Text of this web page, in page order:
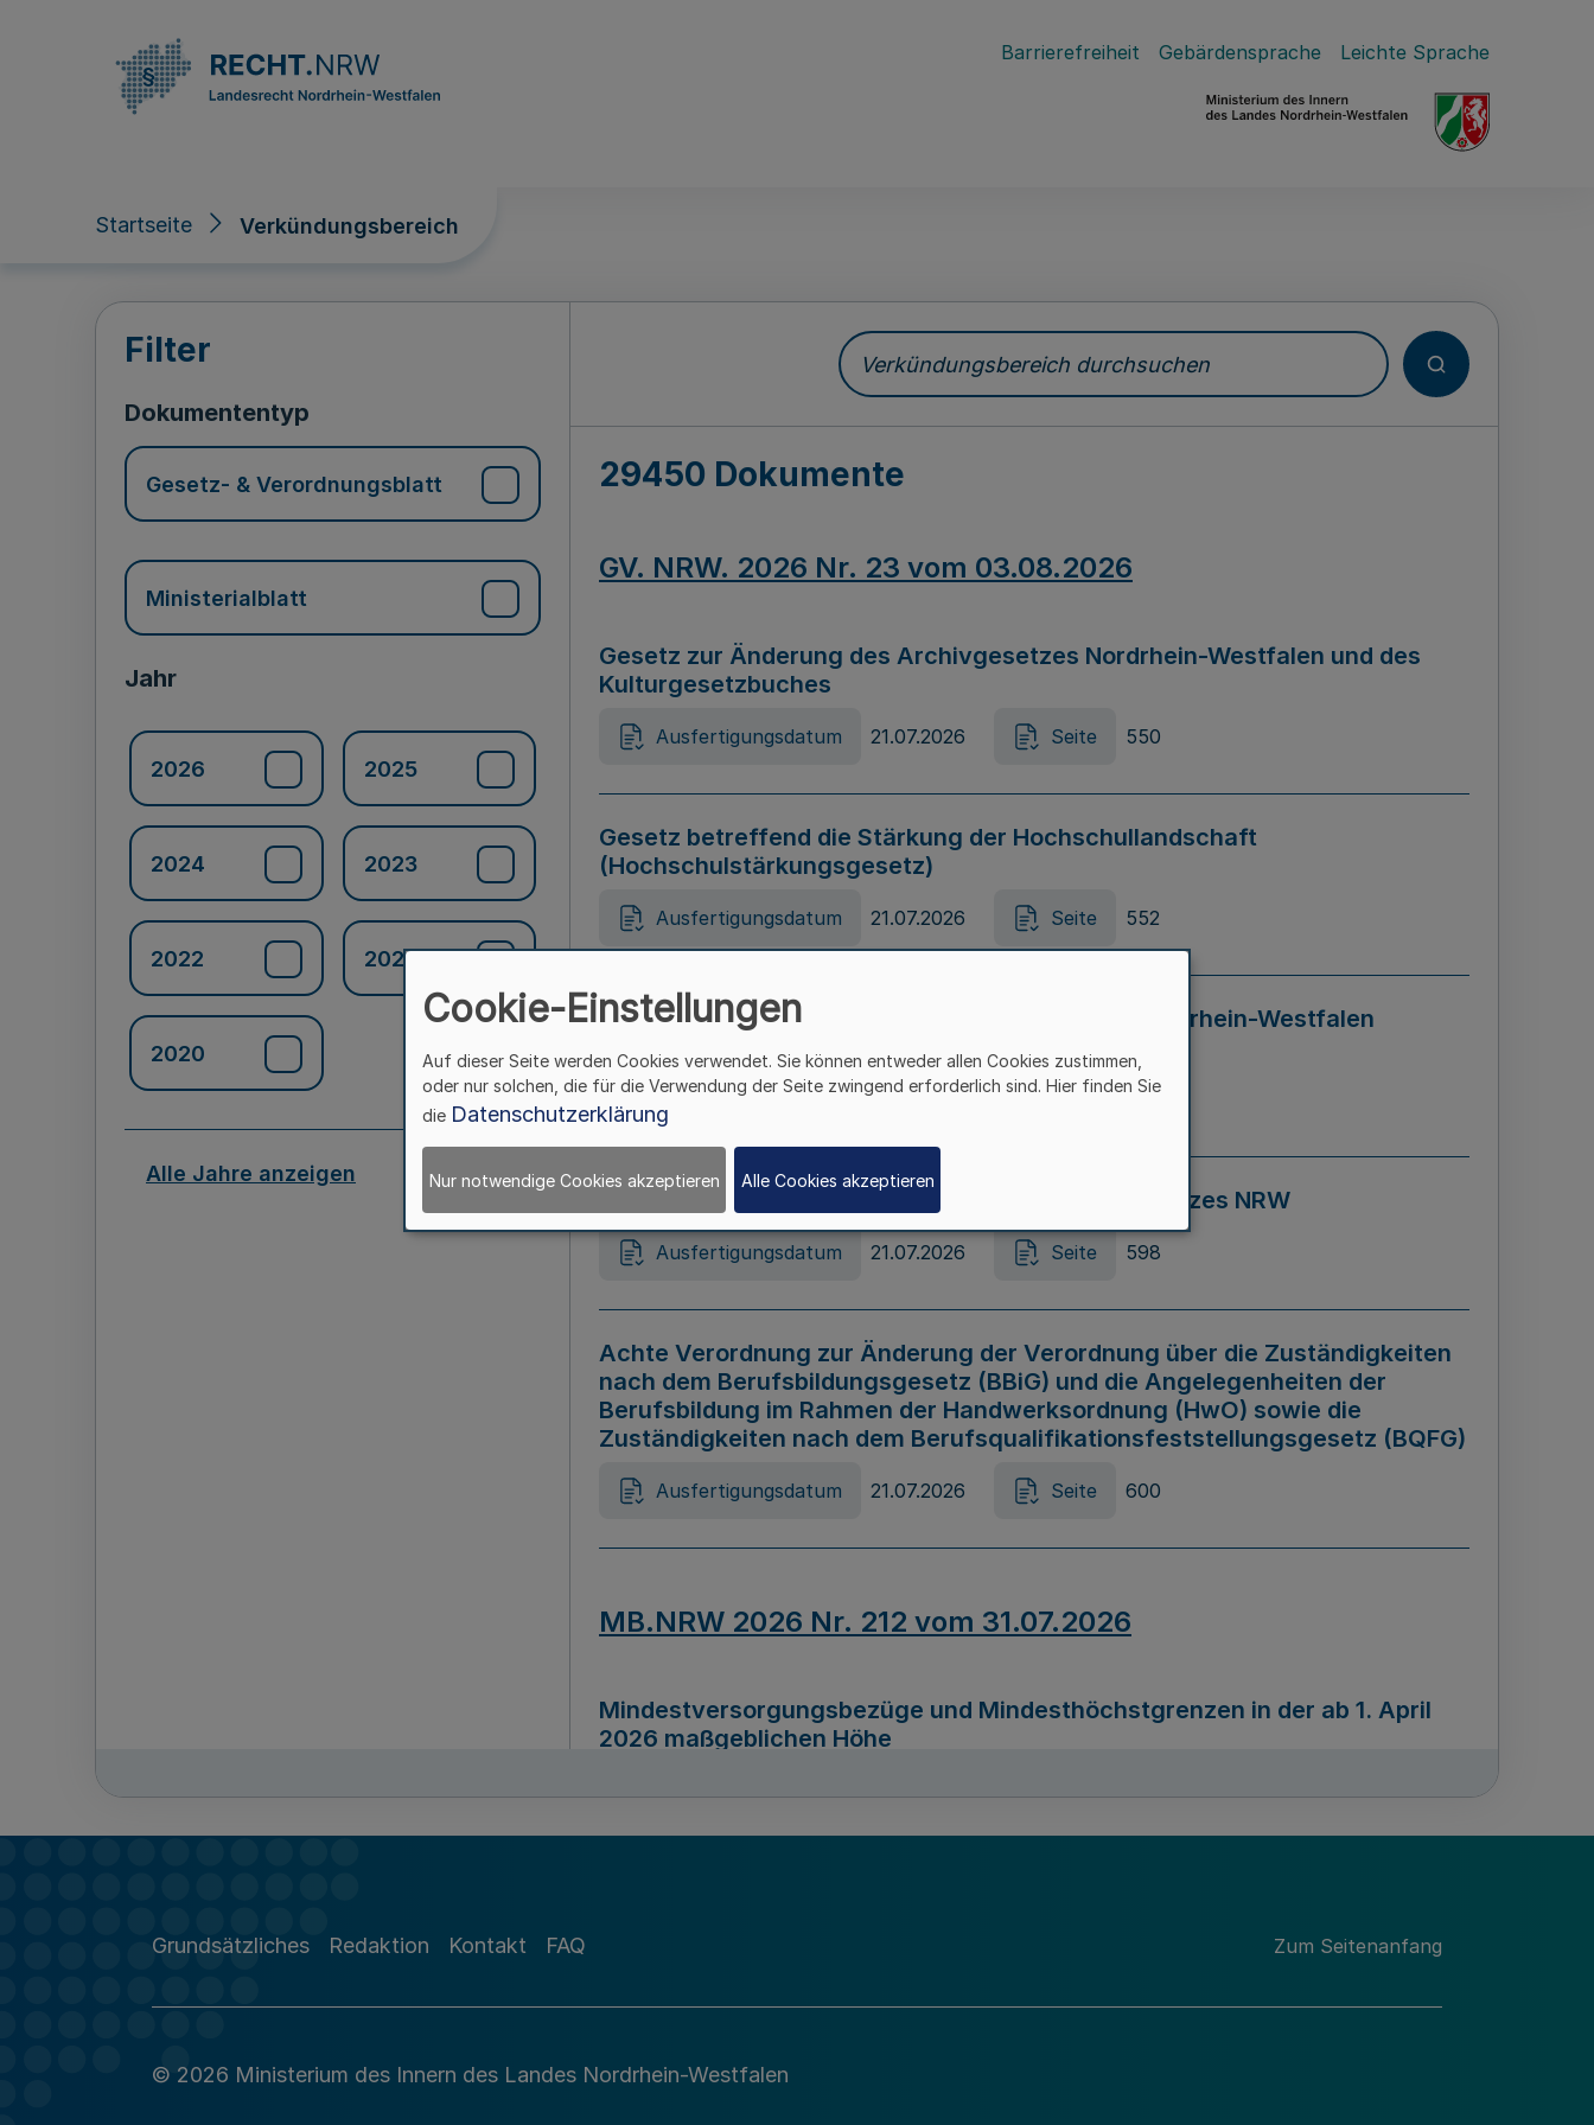
Barrierefreiheit Gebärdensprache Leichte Sprache
Startseite Verkündungsbereich
Verkündungsbereich
Filter
Dokumententyp
Gesetz- & Verordnungsblatt
Ministerialblatt
Jahr
2026 2025
2024 2023
2022 2021
2020
Alle Jahre anzeigen
Verkündungsbereich durchsuchen
29450 Dokumente
GV. NRW. 2026 Nr. 23 vom 03.08.2026
Gesetz zur Änderung des Archivgesetzes Nordrhein-Westfalen und des
Kulturgesetzbuches
Ausfertigungsdatum 21.07.2026 Seite 550
Gesetz betreffend die Stärkung der Hochschullandschaft
(Hochschulstärkungsgesetz)
Ausfertigungsdatum 21.07.2026 Seite 552
Gesetz zur Vermeidung von Diskriminierung in Nordrhein-Westfalen
(Landesantidiskriminierungsgesetz – LADG NRW)
Ausfertigungsdatum 21.07.2026 Seite 595
Gesetz zur Änderung des Online-Casinospiel Gesetzes NRW
Ausfertigungsdatum 21.07.2026 Seite 598
Achte Verordnung zur Änderung der Verordnung über die Zuständigkeiten
nach dem Berufsbildungsgesetz (BBiG) und die Angelegenheiten der
Berufsbildung im Rahmen der Handwerksordnung (HwO) sowie die
Zuständigkeiten nach dem Berufsqualifikationsfeststellungsgesetz (BQFG)
Ausfertigungsdatum 21.07.2026 Seite 600
MB.NRW 2026 Nr. 212 vom 31.07.2026
Mindestversorgungsbezüge und Mindesthöchstgrenzen in der ab 1. April
2026 maßgeblichen Höhe
Richtlinie zur Durchführung des Förderprogramms „Mittelstand Innovativ &
Grundsätzliches Redaktion Kontakt FAQ Zum Seitenanfang
© 2026 Ministerium des Innern des Landes Nordrhein-Westfalen
Cookie-Einstellungen
Auf dieser Seite werden Cookies verwendet. Sie können entweder allen Cookies zustimmen,
oder nur solchen, die für die Verwendung der Seite zwingend erforderlich sind. Hier finden Sie
die Datenschutzerklärung
Nur notwendige Cookies akzeptieren Alle Cookies akzeptieren